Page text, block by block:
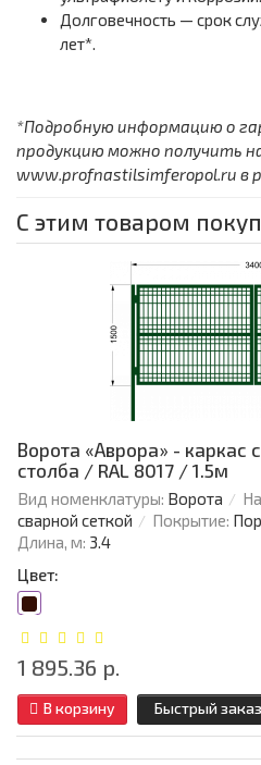
Долговечность — срок
лет*.
*Подробную информацию о
продукцию можно получить
www.profnastilsimferopol.ru в
С этим товаром
Ворота «Аврора» - каркас
столба / RAL 8017 / 1.5м
Вид номенклатуры: Ворота
сварной сеткой
Покрытие:
Длина, м: 3.4
Цвет:
1 895.36 р.
В корзину Быстрый заказ